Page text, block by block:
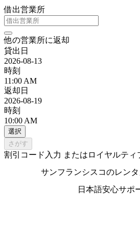
借出営業所
他の営業所に返却
貸出日
2026-08-13
時刻
11:00 AM
返却日
2026-08-19
時刻
10:00 AM
選択
さがす
割引コード入力 またはロイヤルティ
サンフランシスコのレン
日本語安心サポ